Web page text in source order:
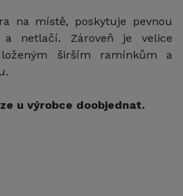
na místě, poskytuje pevnou
a netlačí. Zároveň je velice
širším ramínkům a
u výrobce doobjednat.